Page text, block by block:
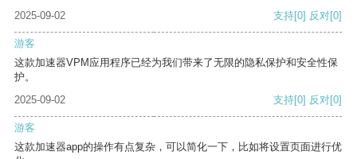
2025-09-02
支持[0] 反对[0]
游客
这款加速器VPM应用程序已经为我们带来了无限的隐私保护和安全性保
护。
2025-09-02
支持[0] 反对[0]
游客
这款加速器app的操作有点复杂，可以简化一下，比如将设置页面进行优